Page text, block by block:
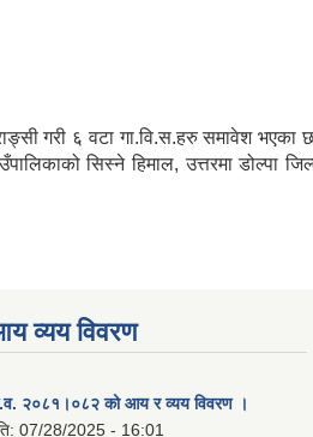
गरी ६ वटा गा.वि.स.हरु समावेश
सिस्ने हिमाल, उत्तरमा डोल्पा
व्यय विवरण
२०८१।०८२ को आय र व्यय विवरण ।
07/28/2025 - 16:01